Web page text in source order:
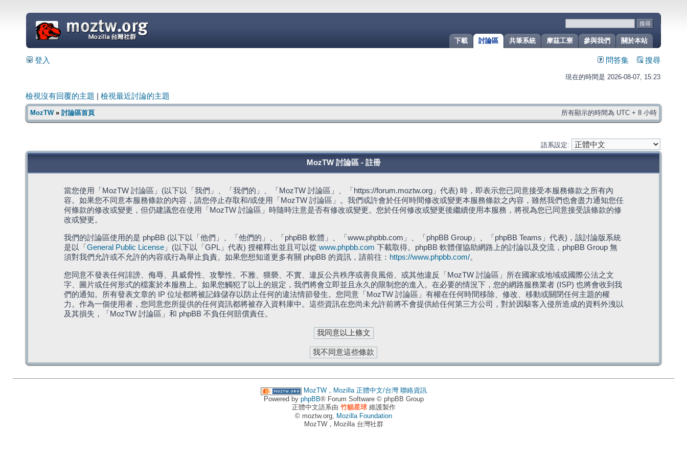
關於本站
參與我們
摩茲工寮
共筆系統
討論區
下載
=
登入 問答集 搜尋
現在的時間是 2026-08-07, 15:23
檢視沒有回覆的主題 檢視最近討論的主題
MozTW» 討論區首頁 所有顯示的時間為 UTC + 8 小時
語系設定:
MozTW 討論區 - 註冊
當您使用「MozTW 討論區」(以下以「我們」、「我們的」、「MozTW 討論區」、「https://forum.moztw.org」代表) 時，即表示您已同意接受本服務條款之所有內
容。如果您不同意本服務條款的內容，請您停止存取和/或使用「MozTW 討論區」。我們或許會於任何時間修改或變更本服務條款之內容，雖然我們也會盡力通知您任
何條款的修改或變更，但仍建議您在使用「MozTW 討論區」時隨時注意是否有修改或變更。您於任何修改或變更後繼續使用本服務，將視為您已同意接受該條款的修
改或變更。
我們的討論區使用的是 phpBB (以下以「他們」、「他們的」、「phpBB 軟體」、「www.phpbb.com」、「phpBB Group」、「phpBB Teams」代表)，該討論版系統
是以「 General Public License」(以下以「GPL」代表) 授權釋出並且可以從 www.phpbb.com 下載取得。phpBB 軟體僅協助網路上的討論以及交流，phpBB Group 無
須對我們允許或不允許的內容或行為舉止負責。如果您想知道更多有關 phpBB 的資訊，請前往： https://www.phpbb.com/。
您同意不發表任何誹謗、侮辱、具威脅性、攻擊性、不雅、猥褻、不實、違反公共秩序或善良風俗、或其他違反「MozTW 討論區」所在國家或地域或國際公法之文
字、圖片或任何形式的檔案於本服務上。如果您觸犯了以上的規定，我們將會立即並且永久的限制您的進入。在必要的情況下，您的網路服務業者 (ISP) 也將會收到我
們的通知。所有發表文章的 IP 位址都將被記錄儲存以防止任何的違法情節發生。您同意「MozTW 討論區」有權在任何時間移除、修改、移動或關閉任何主題的權
力。作為一個使用者，您同意您所提供的任何資訊都將被存入資料庫中。這些資訊在您尚未允許前將不會提供給任何第三方公司，對於因駭客入侵所造成的資料外洩以
及其損失，「MozTW 討論區」和 phpBB 不負任何賠償責任。
MozTW，Mozilla 正體中文/台灣 聯絡資訊
Powered by phpBB® Forum Software © phpBB Group
正體中文語系由 竹貓星球維護製作
© moztw.org, Mozilla Foundation
MozTW，Mozilla 台灣社群